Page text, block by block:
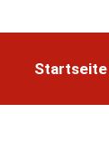
Startseite